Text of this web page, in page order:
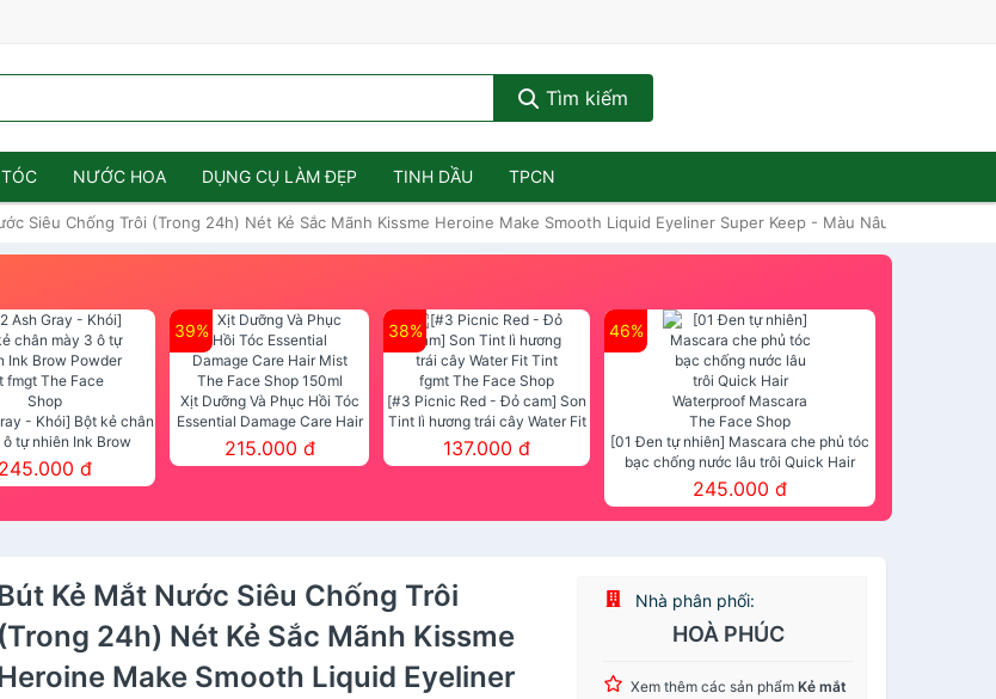
Tìm kiếm
TÓC NƯỚC HOA DỤNG CỤ LÀM ĐẸP TINH DẦU TPCN
Siêu Chống Trôi (Trong 24h) Nét Kẻ Sắc Mãnh Kissme Heroine Make Smooth Liquid Eyeliner Super Keep - Màu Nâu Đen #03
- Khói] Bột kẻ chân
ô tự nhiên Ink Brow
fmgt The Face Shop
245.000 đ
39%
Xịt Dưỡng Và Phục Hồi Tóc
Essential Damage Care Hair
Mist The Face Shop 150ml
215.000 đ
38%
[#3 Picnic Red - Đỏ cam] Son
Tint lì hương trái cây Water Fit
Tint fgmt The Face Shop
137.000 đ
46%
[01 Đen tự nhiên] Mascara che phủ tóc
bạc chống nước lâu trôi Quick Hair
Waterproof Mascara The Face Shop
245.000 đ
Kẻ Mắt Nước Siêu Chống Trôi
(Trong 24h) Nét Kẻ Sắc Mãnh Kissme
Make Smooth Liquid Eyeliner
Nhà phân phối:
HOÀ PHÚC
Xem thêm các sản phẩmKẻ mắt